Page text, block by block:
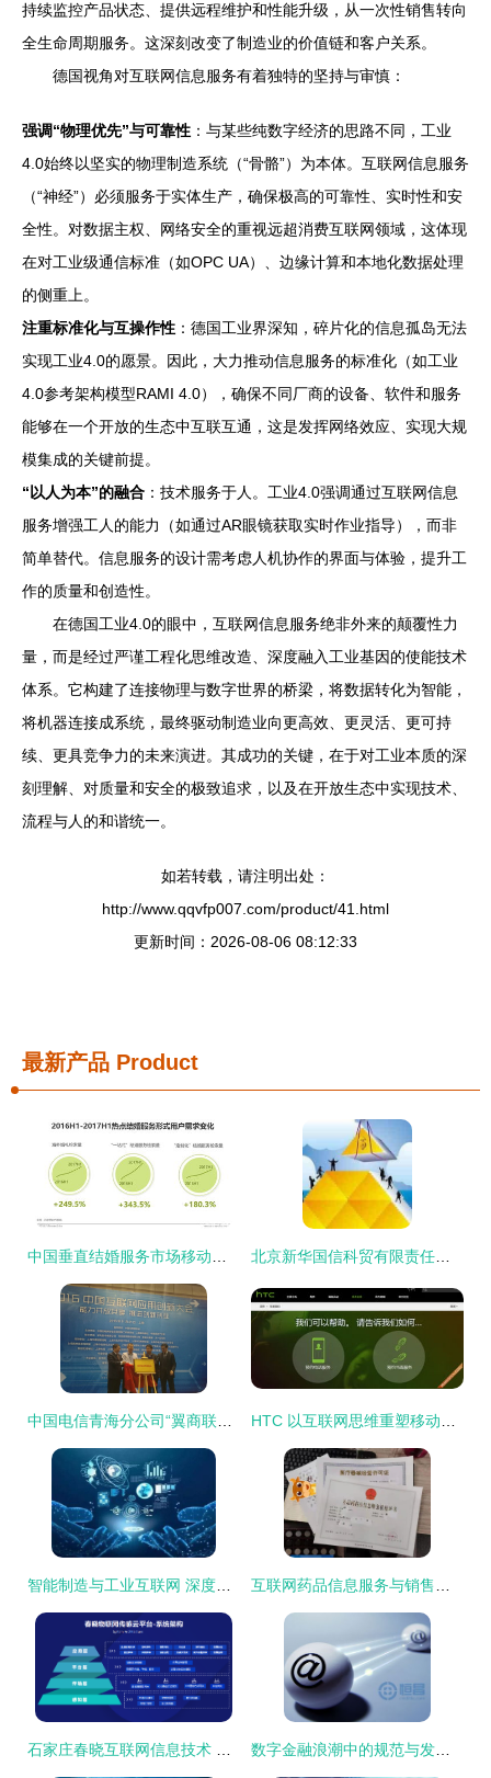
持续监控产品状态、提供远程维护和性能升级，从一次性销售转向
全生命周期服务。这深刻改变了制造业的价值链和客户关系。
德国视角对互联网信息服务有着独特的坚持与审慎：
强调“物理优先”与可靠性 ：与某些纯数字经济的思路不同，工业
4.0始终以坚实的物理制造系统（“骨骼”）为本体。互联网信息服务
（“神经”）必须服务于实体生产，确保极高的可靠性、实时性和安
全性。对数据主权、网络安全的重视远超消费互联网领域，这体现
在对工业级通信标准（如OPC UA）、边缘计算和本地化数据处理
的侧重上。
注重标准化与互操作性 ：德国工业界深知，碎片化的信息孤岛无法
实现工业4.0的愿景。因此，大力推动信息服务的标准化（如工业
4.0参考架构模型RAMI 4.0），确保不同厂商的设备、软件和服务
能够在一个开放的生态中互联互通，这是发挥网络效应、实现大规
模集成的关键前提。
“以人为本”的融合 ：技术服务于人。工业4.0强调通过互联网信息
服务增强工人的能力（如通过AR眼镜获取实时作业指导），而非
简单替代。信息服务的设计需考虑人机协作的界面与体验，提升工
作的质量和创造性。
在德国工业4.0的眼中，互联网信息服务绝非外来的颠覆性力
量，而是经过严谨工程化思维改造、深度融入工业基因的使能技术
体系。它构建了连接物理与数字世界的桥梁，将数据转化为智能，
将机器连接成系统，最终驱动制造业向更高效、更灵活、更可持
续、更具竞争力的未来演进。其成功的关键，在于对工业本质的深
刻理解、对质量和安全的极致追求，以及在开放生态中实现技术、
流程与人的和谐统一。
如若转载，请注明出处：
http://www.qqvfp007.com/product/41.html
更新时间：2026-08-06 08:12:33
最新产品 Product